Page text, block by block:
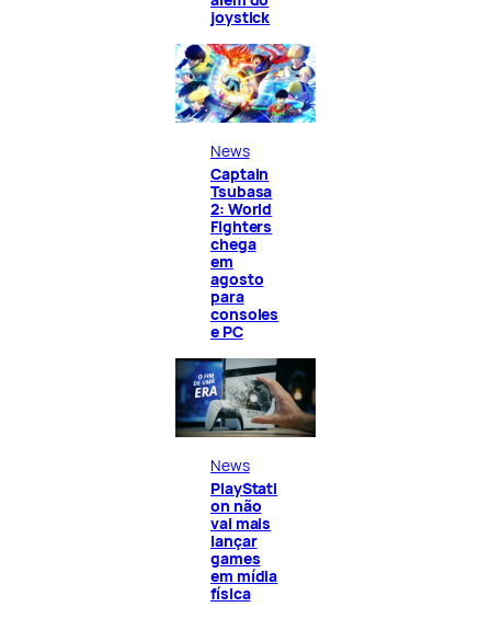
joystick
News
Captain
Tsubasa
2: World
Fighters
chega
em
agosto
para
consoles
e PC
News
PlayStati
on não
vai mais
lançar
games
em mídia
física